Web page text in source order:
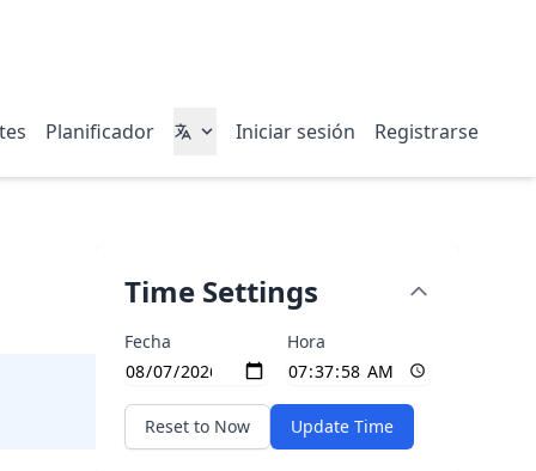
Planificador Iniciar sesión Registrarse
Time Settings
Fecha Hora
Reset to Now Update Time